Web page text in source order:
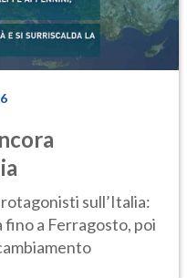
sull’Italia:
fino a Ferragosto, poi